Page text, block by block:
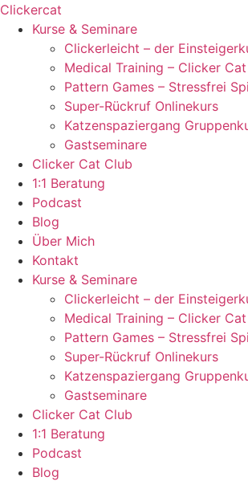
Zum
Inhalt
springen
Clickercat
Kurse & Seminare
Clickerleicht – der
Medical Training – Clicker
Pattern Games – Stressfrei
Super-Rückruf Onlinekurs
Katzenspaziergang
Gastseminare
Clicker Cat Club
1:1 Beratung
Podcast
Blog
Über Mich
Kontakt
Kurse & Seminare
Clickerleicht – der
Medical Training – Clicker
Pattern Games – Stressfrei
Super-Rückruf Onlinekurs
Katzenspaziergang
Gastseminare
Clicker Cat Club
1:1 Beratung
Podcast
Blog